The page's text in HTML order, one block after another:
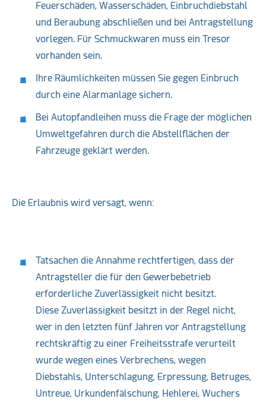
Feuerschäden, Wasserschäden, Einbruchdiebstahl
und Beraubung abschließen und bei Antragstellung
vorlegen. Für Schmuckwaren muss ein Tresor
vorhanden sein.
Ihre Räumlichkeiten müssen Sie gegen Einbruch
durch eine Alarmanlage sichern.
Bei Autopfandleihen muss die Frage der möglichen
Umweltgefahren durch die Abstellflächen der
Fahrzeuge geklärt werden.
Die Erlaubnis wird versagt, wenn:
Tatsachen die Annahme rechtfertigen, dass der
Antragsteller die für den Gewerbebetrieb
erforderliche Zuverlässigkeit nicht besitzt.
Diese Zuverlässigkeit besitzt in der Regel nicht,
wer in den letzten fünf Jahren vor Antragstellung
rechtskräftig zu einer Freiheitsstrafe verurteilt
wurde wegen eines Verbrechens, wegen
Diebstahls, Unterschlagung, Erpressung, Betruges,
Untreue, Urkundenfälschung, Hehlerei, Wuchers